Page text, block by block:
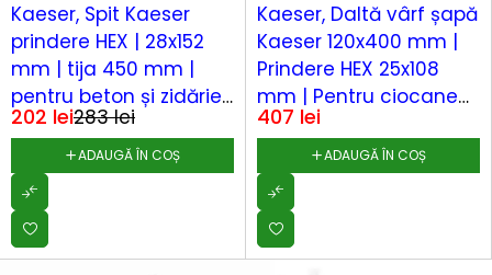
Kaeser, Spit Kaeser
prindere HEX | 28x152
mm | tija 450 mm |
pentru beton și zidărie |
fixare structurală,
rezistentă, montaj
rapid
283lei
202 lei
ADAUGĂ ÎN COȘ
Kaeser, Daltă vârf șapă
Kaeser 120x400 mm |
Prindere HEX 25x108
mm | Pentru ciocane
hidraulice, demolări și
săpat | Oțel călit,
durabilitate maximă |
Performanță
profesională,...
407 lei
ADAUGĂ ÎN COȘ